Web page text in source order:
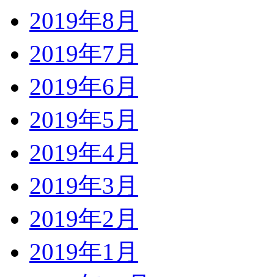
2019年8月
2019年7月
2019年6月
2019年5月
2019年4月
2019年3月
2019年2月
2019年1月